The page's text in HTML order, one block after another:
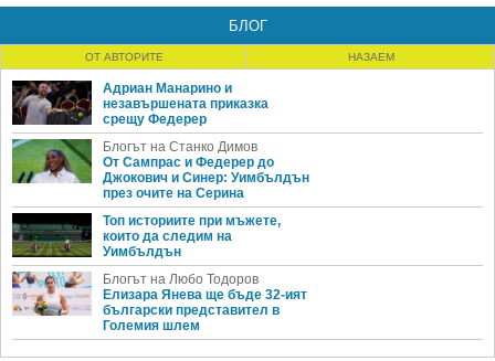
БЛОГ
ОТ АВТОРИТЕ НАЗАЕМ
Адриан Манарино и
незавършената приказка
срещу Федерер
Блогът на Станко Димов
От Сампрас и Федерер до
Джокович и Синер: Уимбълдън
през очите на Серина
Топ историите при мъжете,
които да следим на
Уимбълдън
Блогът на Любо Тодоров
Елизара Янева ще бъде 32-ият
български представител в
Големия шлем